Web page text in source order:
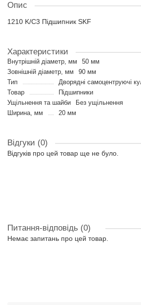
Опис
1210 K/C3 Підшипник SKF
Характеристики
Внутрішній діаметр, мм
50 мм
Зовнішній діаметр, мм
90 мм
Тип
Дворядні самоцентруючі
Товар
Підшипники
Ущільнення та шайби
Без ущільнення
Ширина, мм
20 мм
Відгуки (0)
Відгуків про цей товар ще не було.
Питання-відповідь (0)
Немає запитань про цей товар.